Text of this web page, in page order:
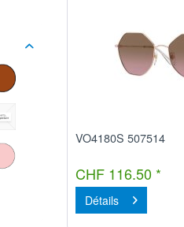
VO4180S 507514
CHF 116.50 *
Détails